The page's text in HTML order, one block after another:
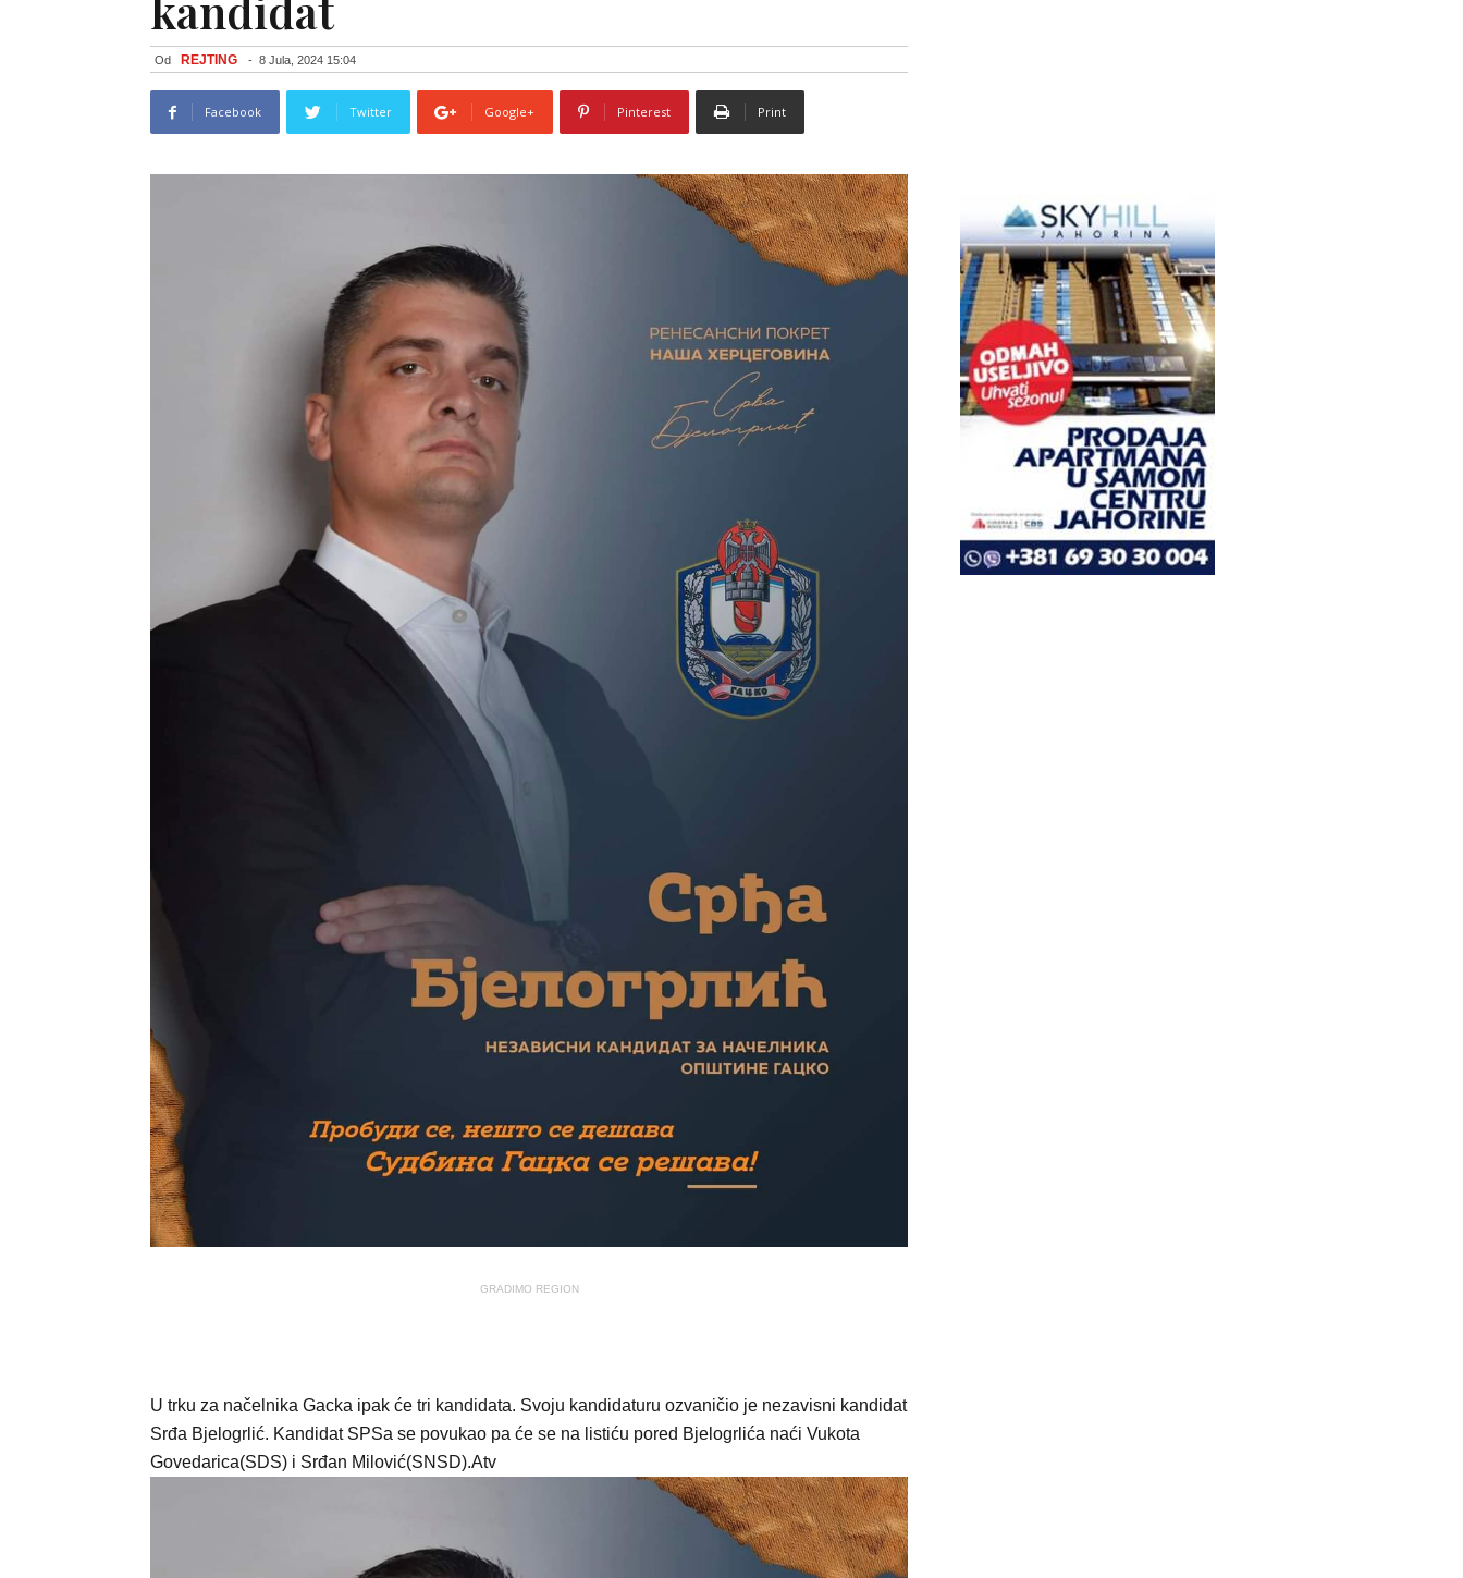
Od REJTING - 8 Jula, 2024 15:04
Facebook Twitter Google+ Pinterest Print
GRADIMO REGION
U trku za načelnika Gacka ipak će tri kandidata. Svoju kandidaturu ozvaničio je nezavisni kandidat
Srđa Bjelogrlić. Kandidat SPSa se povukao pa će se na listiću pored Bjelogrlića naći Vukota
Govedarica(SDS) i Srđan Milović(SNSD).Atv